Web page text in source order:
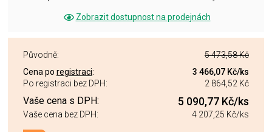
Zobrazit dostupnost na prodejnách
Původně:
5 473,58 Kč
Cena po registraci: 3 466,07 Kč/ks
Po registraci bez DPH:
2 864,52 Kč
Vaše cena s DPH: 5 090,77 Kč/ks
Vaše cena bez DPH: 4 207,25 Kč/ks